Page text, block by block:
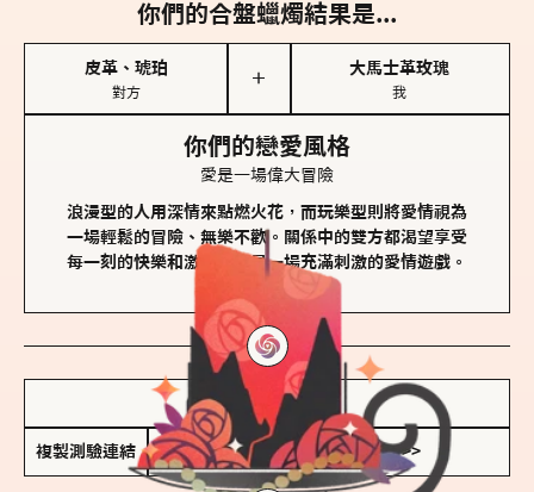
你們的合盤蠟燭結果是...
皮革、琥珀
對方
＋
大馬士革玫瑰
我
你們的戀愛風格
愛是一場偉大冒險
浪漫型的人用深情來點燃火花，而玩樂型則將愛情視為
一場輕鬆的冒險、無樂不歡。關係中的雙方都渴望享受
每一刻的快樂和激動，像是一場充滿刺激的愛情遊戲。
儲存我的結果圖
複製測驗連結 查看香氛類型全解析 >>>